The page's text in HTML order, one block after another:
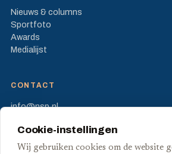
Nieuws & columns
Sportfoto
Awards
Medialijst
CONTACT
info@nsp.nl
2595 BM Den Haag
Cookie-instellingen
Wij gebruiken cookies om de website